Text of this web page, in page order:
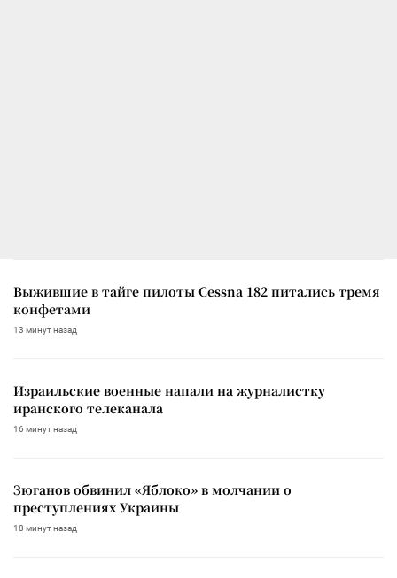
Выжившие в тайге пилоты Cessna 182 питались тремя
конфетами
13 минут назад
Израильские военные напали на журналистку
иранского телеканала
16 минут назад
Зюганов обвинил «Яблоко» в молчании о
преступлениях Украины
18 минут назад